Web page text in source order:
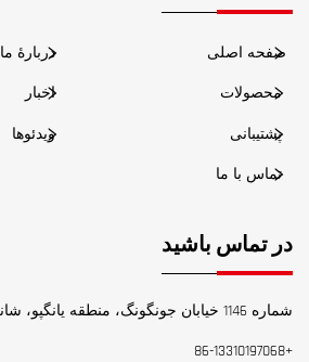
صفحه اصلی دربارهٔ ما
محصولات اخبار
پشتیبانی ویدئوها
تماس با ما
در تماس باشید
شماره 1146 خیابان جونگونگ، منطقه یانگپو، شانگهای
+86-13310197068